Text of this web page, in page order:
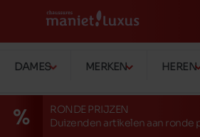
DAMES MERKEN HEREN
RONDE PRIJZEN
Duizenden artikelen aan ronde
🚛 Livraison